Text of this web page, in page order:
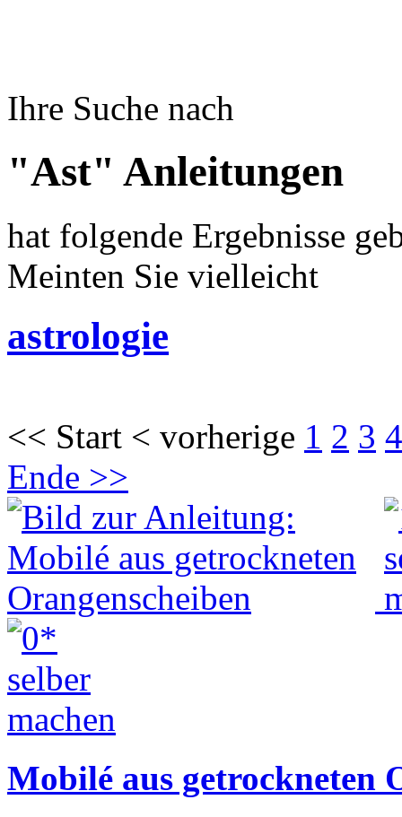
Ihre Suche nach
"Ast" Anleitungen
hat folgende Ergebnisse
Meinten Sie vielleicht
astrologie
<< Start < vorherige 1 2 3 4
Ende >>
Mobilé aus getrockneten